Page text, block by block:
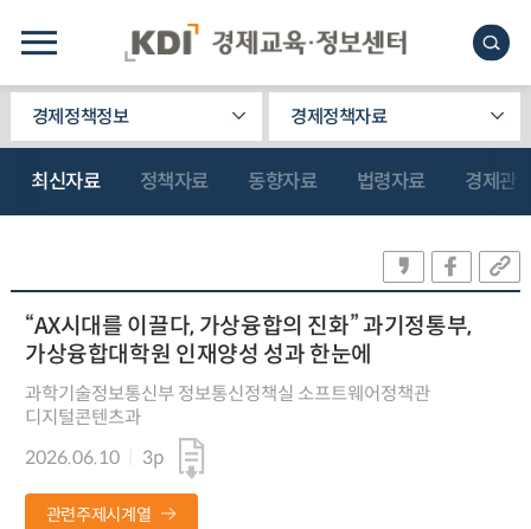
경제정책정보 경제정책자료
최신자료 정책자료 동향자료 법령자료 경제관
“AX시대를 이끌다, 가상융합의 진화” 과기정통부,
가상융합대학원 인재양성 성과 한눈에
과학기술정보통신부 정보통신정책실 소프트웨어정책관
디지털콘텐츠과
2026.06.10
3p
관련주제시계열